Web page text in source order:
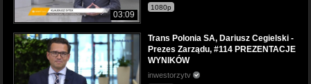
03:09
1080p
Trans Polonia SA, Dariusz Cegielski -
Prezes Zarządu, #114 PREZENTACJE
WYNIKÓW
inwestorzytv